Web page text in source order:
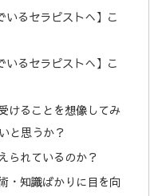
いるセラピストへ】こ
いるセラピストへ】こ
けることを想像してみ
と思うか？
られているのか？
・知識ばかりに目を向